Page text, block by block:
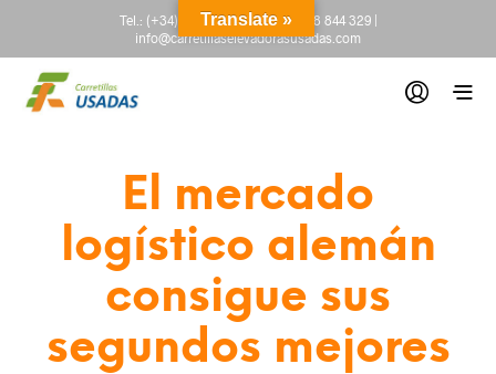
Tel.: (+34) 665 845 222-(+34) 918 844 329|
info@carretillaselevadorasusadas.com
El mercado
logístico alemán
consigue sus
segundos mejores
Translate »